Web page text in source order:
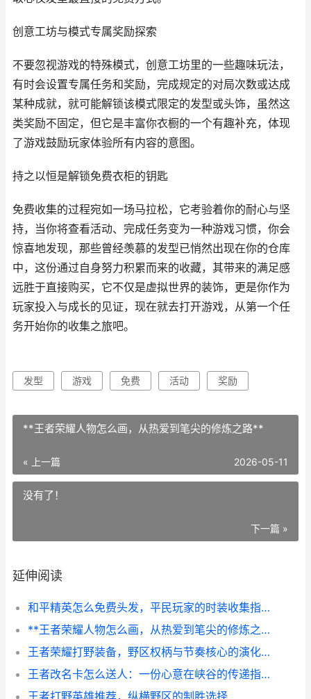
创意工坊与模式专属奖励探索
不要忽视游戏的特殊模式，创意工坊里的一些趣味玩法，
有时会设置专属任务和奖励，完成规定的对局次数或达成
某种成就，就可能解锁该模式限定的发型或头饰，虽然这
类奖励不固定，但它是丰富你衣橱的一个有趣补充，体现
了游戏鼓励玩家体验所有内容的意图。
持之以恒是解锁免费衣柜的钥匙
免费收集的过程宛如一场马拉松，它考验着你的耐心与坚
持，当你将查看活动、完成任务变为一种游戏习惯，你会
惊喜地发现，那些曾经羡慕的发型已悄然出现在你的仓库
中，这份通过自身努力积累而来的收藏，其带来的满足感
远胜于直接购买，它不仅是虚拟世界的装饰，更是你作为
玩家投入与成长的见证，现在就去打开游戏，从第一个任
务开始你的收集之旅吧。
发型 游戏 免费 活动 奖励
**王者荣耀人物怎么画，从热爱到笔尖的修炼之路**
« 上一篇 2026-05-11
没有了！
下一篇 »
延伸阅读
和平精英怎么免费头发，平民玩家的时装收集指南，副标题，零成本解锁数十款发型攻略
**王者荣耀人物怎么画，从热爱到笔尖的修炼之路**
王者荣耀打野装备，野区权柄与节奏核心的演化之路副标题
王者改名卡怎么送人：一份心意在峡谷的传递指南
王者打野英雄推荐，纵横野区的制胜选择